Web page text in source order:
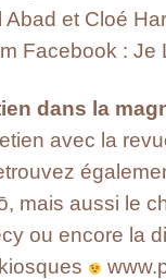
et Cloé
Facebook :
dans la
avec la
mais aussi le
ou encore la